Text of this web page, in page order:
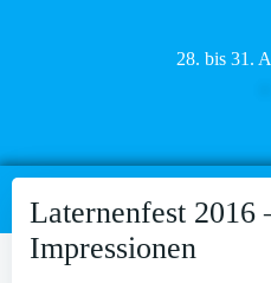
28. bis 31.
Laternenfest 2016
Impressionen